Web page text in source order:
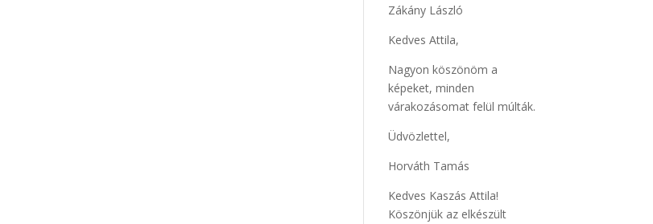
Zákány László
Kedves Attila,
Nagyon köszönöm a
képeket, minden
várakozásomat felül múlták.
Üdvözlettel,
Horváth Tamás
Kedves Kaszás Attila!
Köszönjük az elkészült